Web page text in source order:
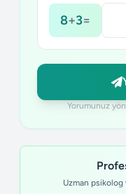
8+3=
Yorumunuz
Uzman